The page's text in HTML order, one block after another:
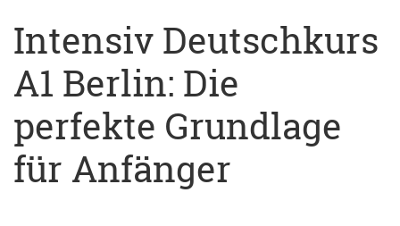
Intensiv Deutschkurs
A1 Berlin: Die
perfekte Grundlage
für Anfänger